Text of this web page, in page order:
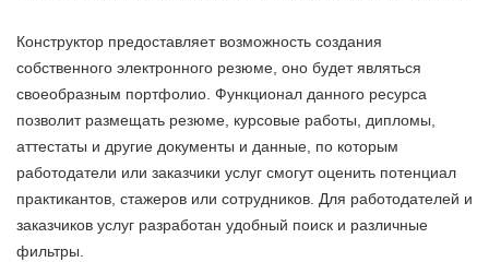
Конструктор предоставляет возможность создания
собственного электронного резюме, оно будет являться
своеобразным портфолио. Функционал данного ресурса
позволит размещать резюме, курсовые работы, дипломы,
аттестаты и другие документы и данные, по которым
работодатели или заказчики услуг смогут оценить потенциал
практикантов, стажеров или сотрудников. Для работодателей и
заказчиков услуг разработан удобный поиск и различные
фильтры.